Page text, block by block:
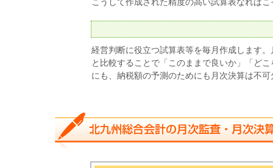
経営判断に役立つ試算表等を毎月作成します
と比較することで「このままで良いか」「ど
にも、納税額の予測のためにも月次決算は不可